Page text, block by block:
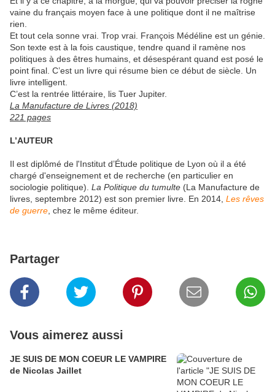
vaine du français moyen face à une politique dont il ne maîtrise
rien.
Et tout cela sonne vrai. Trop vrai. François Médéline est un génie.
Son texte est à la fois caustique, tendre quand il ramène nos
politiques à des êtres humains, et désespérant quand est posé le
point final. C’est un livre qui résume bien ce début de siècle. Un
livre intelligent.
C’est la rentrée littéraire, lis Tuer Jupiter.
La Manufacture de Livres (2018)
221 pages
L’AUTEUR
Il est diplômé de l'Institut d’Étude politique de Lyon où il a été
chargé d'enseignement et de recherche (en particulier en
sociologie politique). La Politique du tumulte (La Manufacture de
livres, septembre 2012) est son premier livre. En 2014, Les rêves
de guerre , chez le même éditeur.
Partager
Vous aimerez aussi
JE SUIS DE MON COEUR LE VAMPIRE
de Nicolas Jaillet